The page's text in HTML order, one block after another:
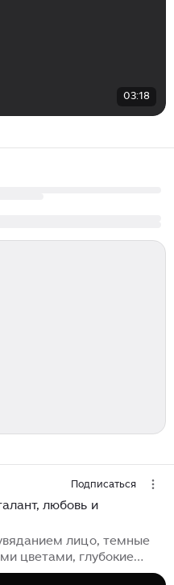
03:18
Подписаться
любовь и
лицо, темные
цветами, глубокие
с легким румянцем. И